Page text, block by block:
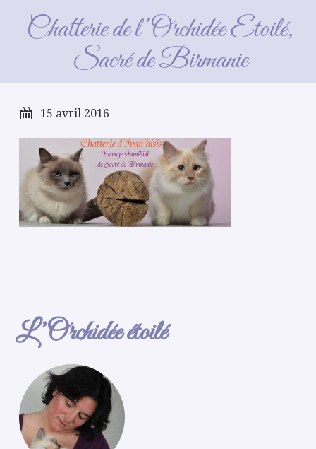
Chatterie de l'Orchidée Etoilé,
Sacré de Birmanie
Chatterie_ivan_hisis
15 avril 2016
L’Orchidée étoilé